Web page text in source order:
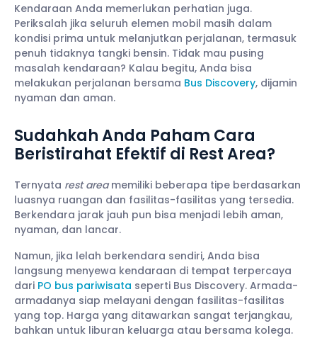
Kendaraan Anda memerlukan perhatian juga.
Periksalah jika seluruh elemen mobil masih dalam
kondisi prima untuk melanjutkan perjalanan, termasuk
penuh tidaknya tangki bensin. Tidak mau pusing
masalah kendaraan? Kalau begitu, Anda bisa
melakukan perjalanan bersama Bus Discovery, dijamin
nyaman dan aman.
Sudahkah Anda Paham Cara
Beristirahat Efektif di Rest Area?
Ternyata rest areamemiliki beberapa tipe berdasarkan
luasnya ruangan dan fasilitas-fasilitas yang tersedia.
Berkendara jarak jauh pun bisa menjadi lebih aman,
nyaman, dan lancar.
Namun, jika lelah berkendara sendiri, Anda bisa
langsung menyewa kendaraan di tempat terpercaya
dari PO bus pariwisata seperti Bus Discovery. Armada-
armadanya siap melayani dengan fasilitas-fasilitas
yang top. Harga yang ditawarkan sangat terjangkau,
bahkan untuk liburan keluarga atau bersama kolega.